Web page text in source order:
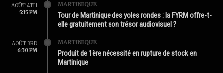
AOÛT 4TH
5:15 PM
MARTINIQUE
Tour de Martinique des yoles rondes : la FYRM offre-t-
elle gratuitement son trésor audiovisuel ?
AOÛT 3RD
6:30 PM
MARTINIQUE
Produit de 1ère nécessité en rupture de stock en
Martinique